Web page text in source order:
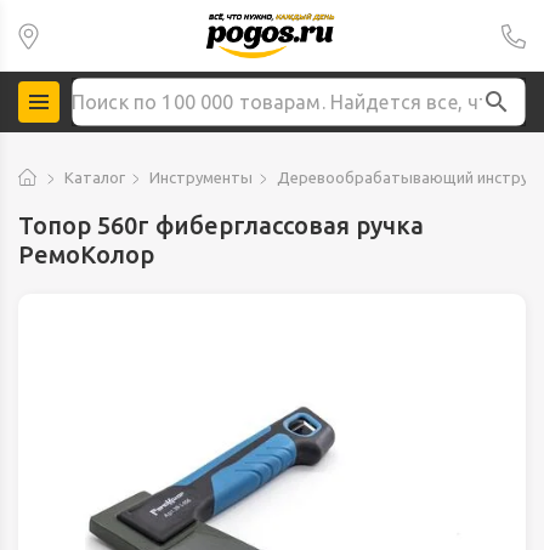
Каталог Инструменты Деревообрабатывающий
Топор 560г фиберглассовая ручка
РемоКолор